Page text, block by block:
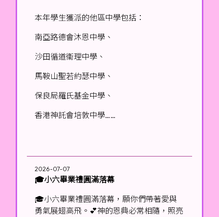
本年學生獲派的他區中學包括：
南亞路德會沐恩中學、
沙田循道衞理中學、
馬鞍山聖若約瑟中學、
保良局羅氏基金中學、
香港神託會培敦中學……
2026-07-07
🎓小六畢業禮圓滿落幕
🎓小六畢業禮圓滿落幕，願你們帶著愛與
勇氣展翅高飛。💕神的恩典必常相隨，照亮